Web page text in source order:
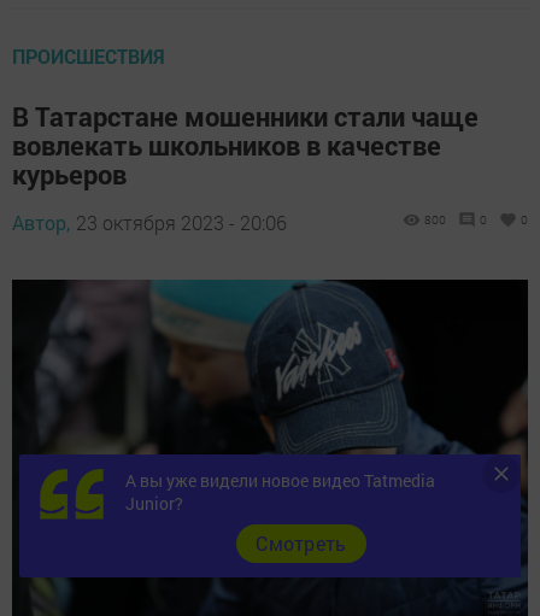
ПРОИСШЕСТВИЯ
В Татарстане мошенники стали чаще
вовлекать школьников в качестве
курьеров
Автор, 23 октября 2023 - 20:06 800 0 0
А вы уже видели новое видео Tatmedia
Junior?
Cмотреть